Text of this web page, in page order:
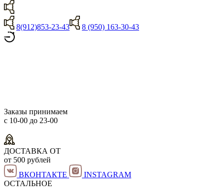
8(912)853-23-43 8 (950) 163-30-43
Заказы принимаем
с 10-00 до 23-00
ДОСТАВКА ОТ
от 500 рублей
ВКОНТАКТЕ
INSTAGRAM
ОСТАЛЬНОЕ